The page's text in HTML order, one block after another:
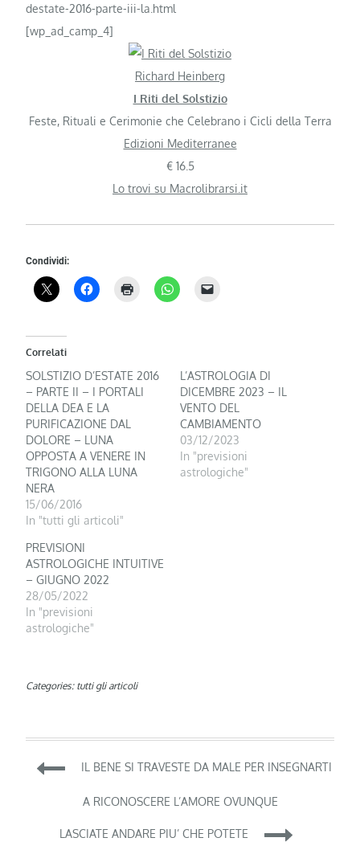
destate-2016-parte-iii-la.html
[wp_ad_camp_4]
Richard Heinberg
I Riti del Solstizio
Feste, Rituali e Cerimonie che Celebrano i Cicli della Terra
Edizioni Mediterranee
€ 16.5
Lo trovi su Macrolibrarsi.it
Condividi:
Correlati
SOLSTIZIO D’ESTATE 2016
– PARTE II – I PORTALI
DELLA DEA E LA
PURIFICAZIONE DAL
DOLORE – LUNA
OPPOSTA A VENERE IN
TRIGONO ALLA LUNA
NERA
15/06/2016
In "tutti gli articoli"
L’ASTROLOGIA DI
DICEMBRE 2023 – IL
VENTO DEL
CAMBIAMENTO
03/12/2023
In "previsioni
astrologiche"
PREVISIONI
ASTROLOGICHE INTUITIVE
– GIUGNO 2022
28/05/2022
In "previsioni
astrologiche"
Categories: tutti gli articoli
Navigazione
articoli
IL BENE SI TRAVESTE DA MALE PER INSEGNARTI
A RICONOSCERE L’AMORE OVUNQUE
LASCIATE ANDARE PIU’ CHE POTETE